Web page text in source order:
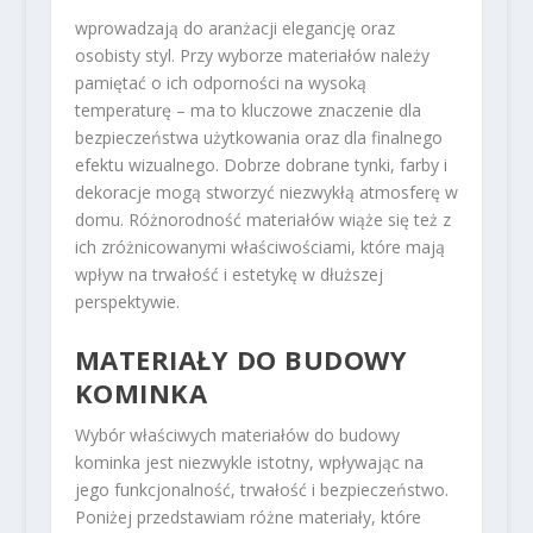
wprowadzają do aranżacji elegancję oraz
osobisty styl. Przy wyborze materiałów należy
pamiętać o ich odporności na wysoką
temperaturę – ma to kluczowe znaczenie dla
bezpieczeństwa użytkowania oraz dla finalnego
efektu wizualnego. Dobrze dobrane tynki, farby i
dekoracje mogą stworzyć niezwykłą atmosferę w
domu. Różnorodność materiałów wiąże się też z
ich zróżnicowanymi właściwościami, które mają
wpływ na trwałość i estetykę w dłuższej
perspektywie.
MATERIAŁY DO BUDOWY
KOMINKA
Wybór właściwych materiałów do budowy
kominka jest niezwykle istotny, wpływając na
jego funkcjonalność, trwałość i bezpieczeństwo.
Poniżej przedstawiam różne materiały, które